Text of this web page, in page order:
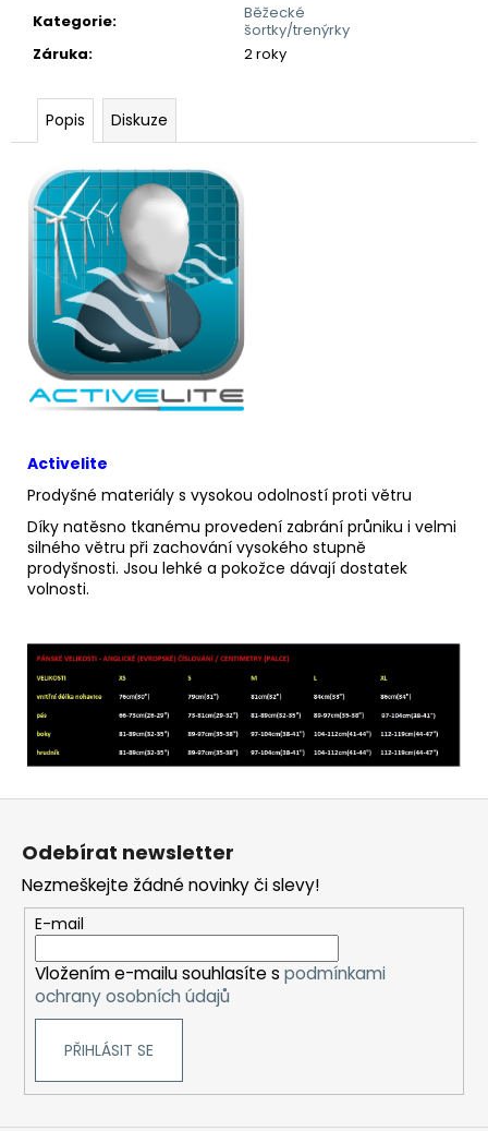
Kategorie:
Běžecké
šortky/trenýrky
Záruka: 2 roky
Popis Diskuze
Activelite
Prodyšné materiály s vysokou odolností proti větru
Díky natěsno tkanému provedení zabrání průniku i velmi
silného větru při zachování vysokého stupně
prodyšnosti. Jsou lehké a pokožce dávají dostatek
volnosti.
Odebírat newsletter
Nezmeškejte žádné novinky či slevy!
E-mail
Vložením e-mailu souhlasíte s podmínkami
ochrany osobních údajů
PŘIHLÁSIT SE